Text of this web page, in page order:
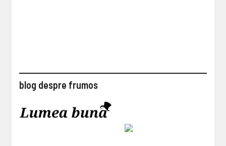
blog despre frumos